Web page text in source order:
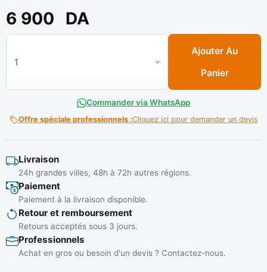
6 900 DA
quantité de Disque a couper alum/bois/ 235*80 d ref: 2 608
Ajouter Au
Panier
Commander via WhatsApp
Offre spéciale professionnels :Cliquez ici pour demander un devis
Livraison
24h grandes villes, 48h à 72h autres régions.
Paiement
Paiement à la livraison disponible.
Retour et remboursement
Retours acceptés sous 3 jours.
Professionnels
Achat en gros ou besoin d'un devis ? Contactez-nous.